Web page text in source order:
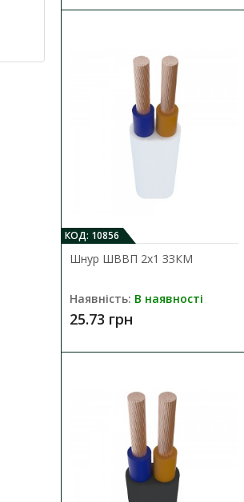
КОД: 10856
Шнур ШВВП 2х1 ЗЗКМ
Наявність: В наявності
25.73 грн